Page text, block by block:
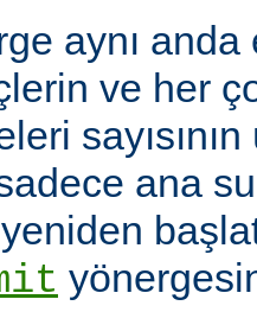
aynı
ve her
sayısının
ana